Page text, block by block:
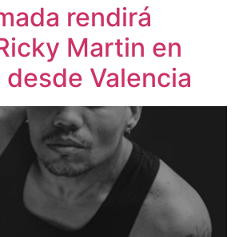
rendirá
Martin en
Valencia